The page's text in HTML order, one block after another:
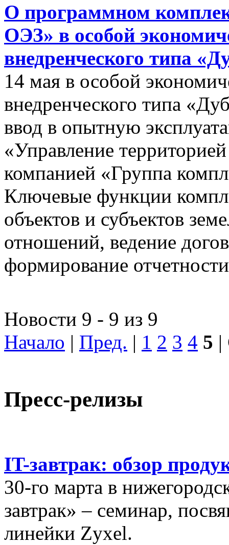
О программном
ОЭЗ» в особой
внедренческого типа
14 мая в особой
внедренческого типа
ввод в опытную
«Управление
компанией «Группа
Ключевые функции
объектов и субъектов
отношений, ведение
формирование
Новости 9 - 9 из 9
Начало | Пред. | 1 2 3 4 5 |
Пресс-релизы
IT-завтрак: обзор
30-го марта в
завтрак» – семинар,
линейки Zyxel.